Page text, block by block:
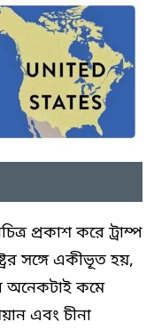
প্রকাশ করে ট্রাম্প
সঙ্গে একীভূত হয়,
অনেকটাই কমে
এবং চীনা